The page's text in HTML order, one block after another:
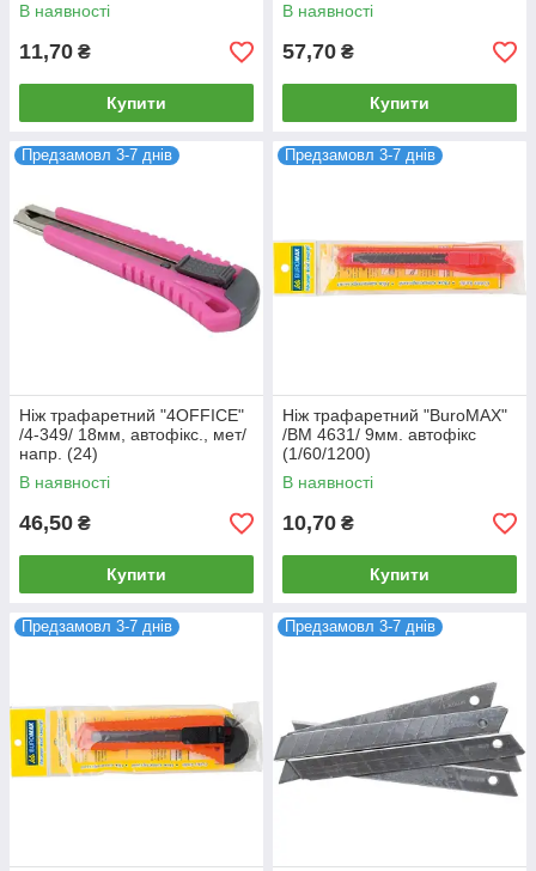
В наявності
11,70 ₴
Купити
В наявності
57,70 ₴
Купити
Предзамовл 3-7 днів
Ніж трафаретний "4OFFICE"
/4-349/ 18мм, автофікс., мет/
напр. (24)
В наявності
46,50 ₴
Купити
Предзамовл 3-7 днів
Ніж трафаретний "BuroMAX"
/BM 4631/ 9мм. автофікс
(1/60/1200)
В наявності
10,70 ₴
Купити
Предзамовл 3-7 днів Предзамовл 3-7 днів